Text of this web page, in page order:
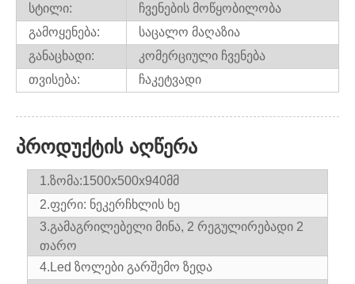
სტილი:
ჩვენების მოწყობილობა
გამოყენება:
საცალო მაღაზია
განაცხადი:
კომერციული ჩვენება
თვისება:
ჩაკეტვადი
პროდუქტის აღწერა
1.ზომა:1500x500x940მმ
2.ფერი: ნეკერჩხლის ხე
3.გამაგრილებელი მინა, 2 რეგულირებადი 2
თარო
4.Led ზოლები გარშემო ზედა